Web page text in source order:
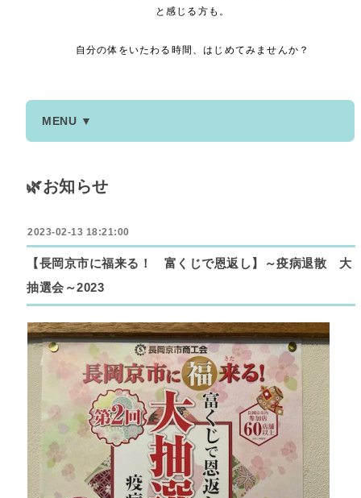
と感じる方も。
自分の体をいたわる時間、はじめてみませんか？
MENU ▼
🌿お知らせ
2023-02-13 18:21:00
【長岡京市に福来る！ 富くじで恩返し】～疫病退散 大
抽選会～2023